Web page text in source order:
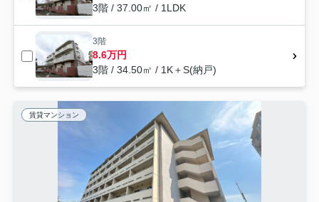
3階 / 37.00㎡ / 1LDK
3階
8.6万円
3階 / 34.50㎡ / 1K＋S(納戸)
賃貸マンション